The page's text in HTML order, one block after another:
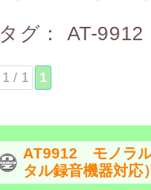
タグ： AT-9912
1 / 1 1
AT9912 モノラル
タル録音機器対応